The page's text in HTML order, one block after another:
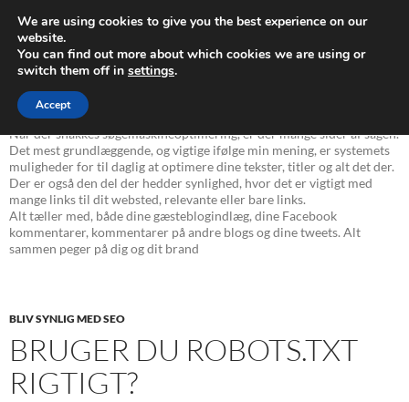
Webdesign og Søgemaskineoptimering
HOP
TIL
INDHOLD
Kategoriarkiv: Bliv synlig med SEO
Når der snakkes søgemaskineoptimering, er der mange sider af sagen.
Det mest grundlæggende, og vigtige ifølge min mening, er systemets
muligheder for til daglig at optimere dine tekster, titler og alt det der.
Der er også den del der hedder synlighed, hvor det er vigtigt med
mange links til dit websted, relevante eller bare links.
Alt tæller med, både dine gæsteblogindlæg, dine Facebook
kommentarer, kommentarer på andre blogs og dine tweets. Alt
sammen peger på dig og dit brand
BLIV SYNLIG MED SEO
BRUGER DU ROBOTS.TXT
RIGTIGT?
We are using cookies to give you the best experience on our
website.
You can find out more about which cookies we are using or
switch them off in settings.
Accept